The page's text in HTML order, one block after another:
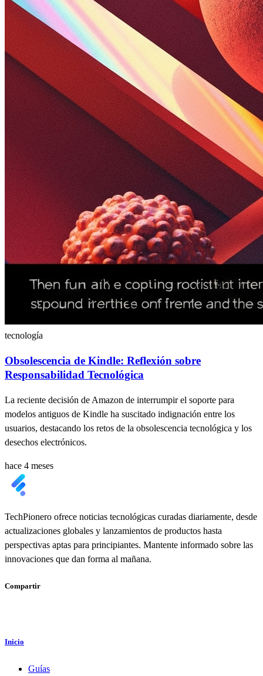
tecnología
Obsolescencia de Kindle: Reflexión sobre
Responsabilidad Tecnológica
La reciente decisión de Amazon de interrumpir el soporte para
modelos antiguos de Kindle ha suscitado indignación entre los
usuarios, destacando los retos de la obsolescencia tecnológica y los
desechos electrónicos.
hace 4 meses
TechPionero ofrece noticias tecnológicas curadas diariamente, desde
actualizaciones globales y lanzamientos de productos hasta
perspectivas aptas para principiantes. Mantente informado sobre las
innovaciones que dan forma al mañana.
Compartir
Inicio
Guías